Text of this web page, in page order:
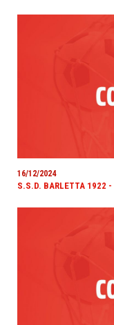
16/12/2024
S.S.D. BARLETTA 1922